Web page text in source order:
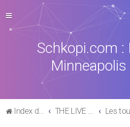
Schkopi.com :
Minneapolis
Index du forum THE LIVE EXPERIENCE